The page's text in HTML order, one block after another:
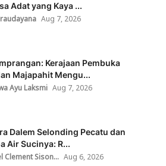
Adat yang Kaya ...
Aug 7, 2026
Kerajaan Pembuka
Majapahit Mengu...
Ayu Laksmi Aug 7, 2026
Dalem Selonding Pecatu dan
Air Sucinya: R...
Clement Sison... Aug 6, 2026